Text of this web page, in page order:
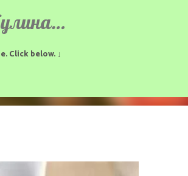
контенту
В гостях у Деда. Кулинарные рецепты.
Click below. ↓